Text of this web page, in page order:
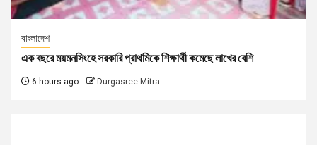
বাংলাদেশ
এক বছরে ময়মনসিংহে সরকারি প্রাথমিকে শিক্ষার্থী কমেছে লাখের বেশি
6 hours ago Durgasree Mitra